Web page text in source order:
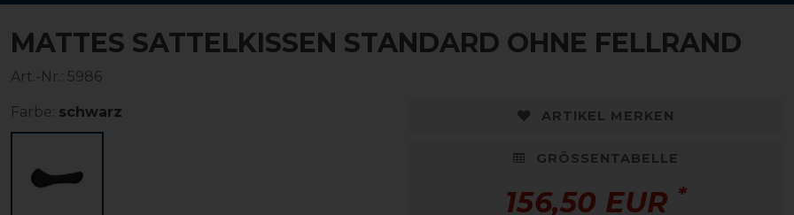
MATTES SATTELKISSEN STANDARD OHNE FELLRAND
Art.-Nr.: 5986
Farbe: schwarz ARTIKEL MERKEN
GRÖSSENTABELLE
156,50 EUR *